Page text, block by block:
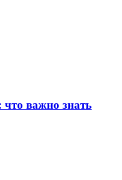
важно знать